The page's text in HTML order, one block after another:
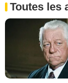
Toutes les